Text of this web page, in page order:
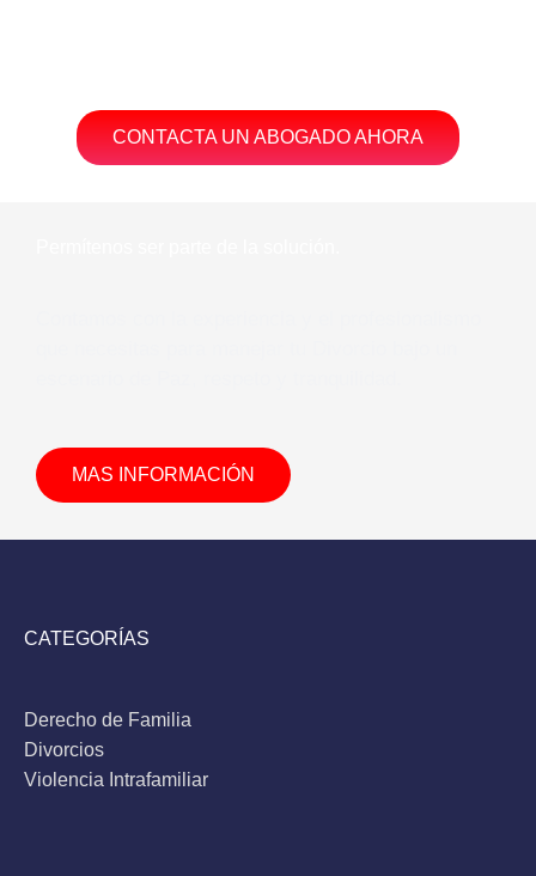
CONTACTA UN ABOGADO AHORA
MAS INFORMACIÓN
CATEGORÍAS
Derecho de Familia
Divorcios
Violencia Intrafamiliar